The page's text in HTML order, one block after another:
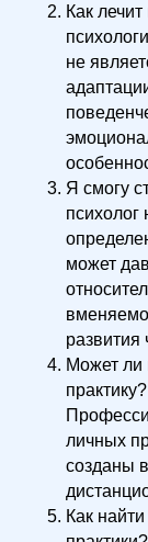
Как
не
Я смогу
психолог
может
развития
Может ли
личных
созданы
Как